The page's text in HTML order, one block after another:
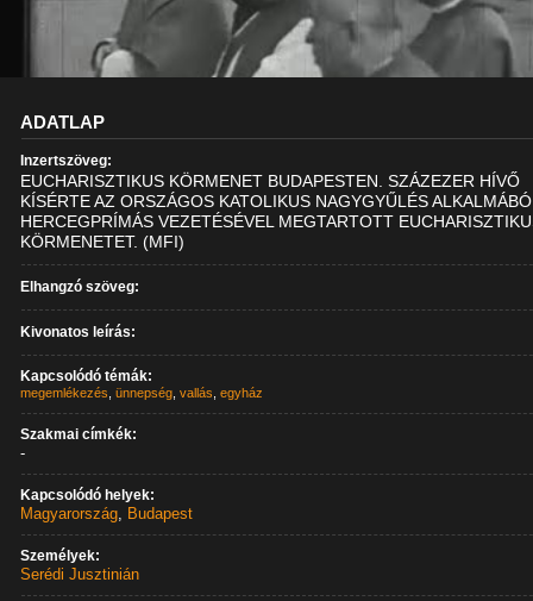
ADATLAP
Inzertszöveg:
EUCHARISZTIKUS KÖRMENET BUDAPESTEN. SZÁZEZER HÍVŐ
KÍSÉRTE AZ ORSZÁGOS KATOLIKUS NAGYGYŰLÉS
HERCEGPRÍMÁS VEZETÉSÉVEL MEGTARTOTT
KÖRMENETET. (MFI)
Elhangzó szöveg:
Kivonatos leírás:
Kapcsolódó témák:
megemlékezés ,ünnepség ,vallás ,egyház
Szakmai címkék:
-
Kapcsolódó helyek:
Magyarország, Budapest
Személyek:
Serédi Jusztinián